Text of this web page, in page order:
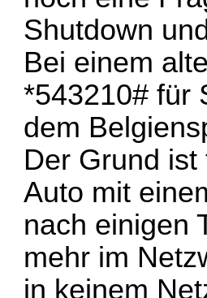
Shutdown
Bei einem
*543210# für
dem
Der Grund
Auto mit
nach einigen
mehr im
in keinem